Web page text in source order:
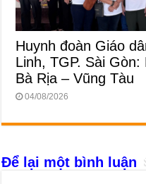
Huynh đoàn Giáo
Linh, TGP. Sài
Bà Rịa – Vũng Tàu
04/08/2026
Để lại một bình luận